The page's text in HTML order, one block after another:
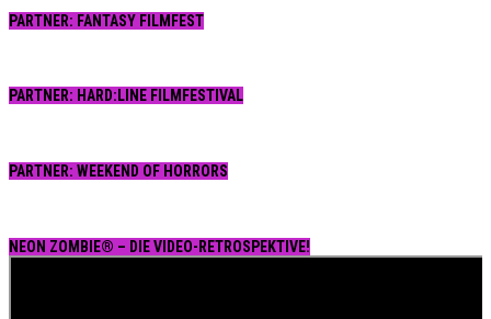
PARTNER: FANTASY FILMFEST
PARTNER: HARD:LINE FILMFESTIVAL
PARTNER: WEEKEND OF HORRORS
NEON ZOMBIE® – DIE VIDEO-RETROSPEKTIVE!